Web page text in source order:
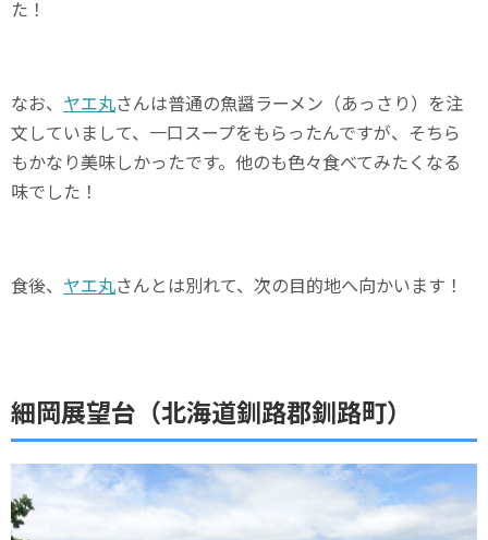
た！
なお、 ヤエ丸さんは普通の魚醤ラーメン（あっさり）を注
文していまして、一口スープをもらったんですが、そちら
もかなり美味しかったです。他のも色々食べてみたくなる
味でした！
食後、 ヤエ丸さんとは別れて、次の目的地へ向かいます！
細岡展望台（北海道釧路郡釧路町）